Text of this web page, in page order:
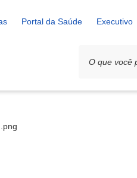
Portal da Saúde Executivo
no dia 14 de junho